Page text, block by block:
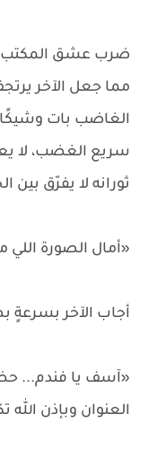
ضرب عشق المكتب
مما جعل الآخر
الغاضب بات
سريع الغضب، لا
ثورانه لا يفرّق بين
«أمال الصورة
أجاب الآخر
«آسف يا فندم...
العنوان وبإذن الله